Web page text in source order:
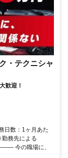
・テクニシャ
歓迎！
日数：1ヶ月あた
務先による
の職場に、